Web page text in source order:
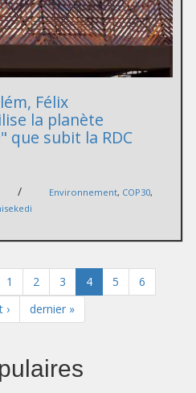
Félix
la planète
que subit la RDC
/ Environnement, COP30,
1 2 3 4 5
6
› dernier »